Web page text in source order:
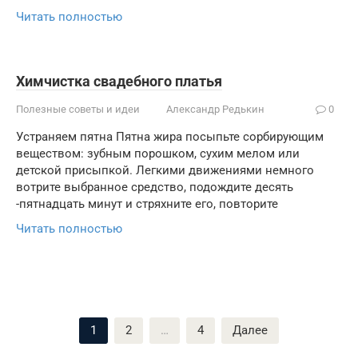
Читать полностью
Химчистка свадебного платья
Полезные советы и идеи Александр Редькин 0
Устраняем пятна Пятна жира посыпьте сорбирующим
веществом: зубным порошком, сухим мелом или
детской присыпкой. Легкими движениями немного
вотрите выбранное средство, подождите десять
-пятнадцать минут и стряхните его, повторите
Читать полностью
1 2 … 4 Далее